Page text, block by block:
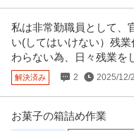
私は非常勤職員として、
い(してはいけない）残
わらない為、日々残業を
解決済み 2 2025/12/
お菓子の箱詰め作業